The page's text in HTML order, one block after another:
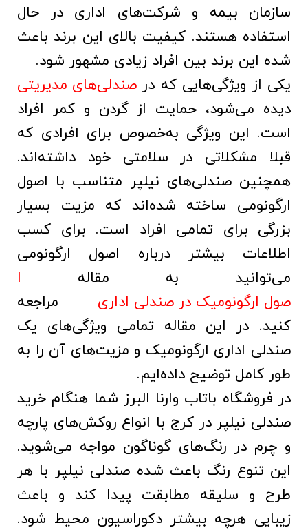
سازمان بیمه و شرکت‌های اداری در حال
استفاده هستند. کیفیت بالای این برند باعث
شده این برند بین افراد زیادی مشهور شود.
یکی از ویژگی‌هایی که در صندلی‌های مدیریتی
دیده می‌شود، حمایت از گردن و کمر افراد
است. این ویژگی به‌خصوص برای افرادی که
قبلا مشکلاتی در سلامتی خود داشته‌اند.
همچنین صندلی‌های نیلپر متناسب با اصول
ارگونومی ساخته شده‌اند که مزیت بسیار
بزرگی برای تمامی افراد است. برای کسب
اطلاعات بیشتر درباره اصول ارگونومی
می‌توانید به مقاله ا
صول ارگونومیک در صندلی اداری مراجعه
کنید. در این مقاله تمامی ویژگی‌های یک
صندلی اداری ارگونومیک و مزیت‌های آن را به
طور کامل توضیح داده‌ایم.
در فروشگاه باتاب وارنا البرز شما هنگام خرید
صندلی نیلپر در کرج با انواع روکش‌های پارچه
و چرم در رنگ‌های گوناگون مواجه می‌شوید.
این تنوع رنگ باعث شده صندلی نیلپر با هر
طرح و سلیقه مطابقت پیدا کند و باعث
زیبایی هرچه بیشتر دکوراسیون محیط شود.